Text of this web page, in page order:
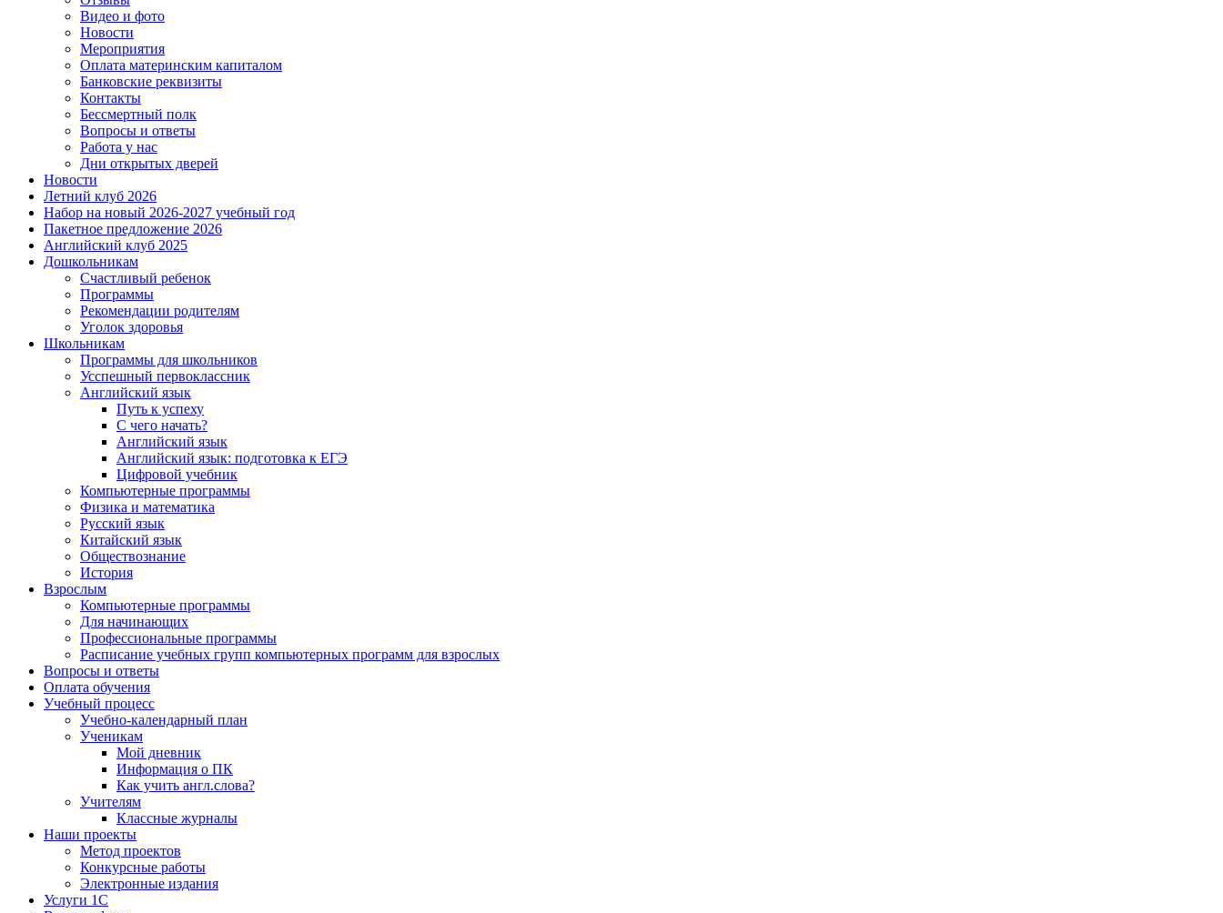
Видео и фото
Новости
Мероприятия
Оплата материнским капиталом
Банковские реквизиты
Контакты
Бессмертный полк
Вопросы и ответы
Работа у нас
Дни открытых дверей
Новости
Летний клуб 2026
Набор на новый 2026-2027 учебный год
Пакетное предложение 2026
Английский клуб 2025
Дошкольникам
Счастливый ребенок
Программы
Рекомендации родителям
Уголок здоровья
Школьникам
Программы для школьников
Усспешный первоклассник
Английский язык
Путь к успеху
С чего начать?
Английский язык
Английский язык: подготовка к ЕГЭ
Цифровой учебник
Компьютерные программы
Физика и математика
Русский язык
Китайский язык
Обществознание
История
Взрослым
Компьютерные программы
Для начинающих
Профессиональные программы
Расписание учебных групп компьютерных программ для взрослых
Вопросы и ответы
Оплата обучения
Учебный процесс
Учебно-календарный план
Ученикам
Мой дневник
Информация о ПК
Как учить англ.слова?
Учителям
Классные журналы
Наши проекты
Метод проектов
Конкурсные работы
Электронные издания
Услуги 1C